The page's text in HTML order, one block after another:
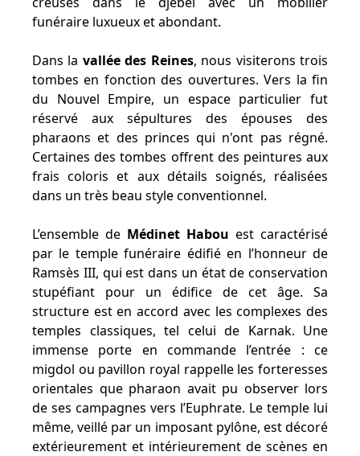
funéraire luxueux et abondant.
Dans la vallée des Reines, nous visiterons trois
tombes en fonction des ouvertures. Vers la fin
du Nouvel Empire, un espace particulier fut
réservé aux sépultures des épouses des
pharaons et des princes qui n'ont pas régné.
Certaines des tombes offrent des peintures aux
frais coloris et aux détails soignés, réalisées
dans un très beau style conventionnel.
L’ensemble de Médinet Habou est caractérisé
par le temple funéraire édifié en l’honneur de
Ramsès III, qui est dans un état de conservation
stupéfiant pour un édifice de cet âge. Sa
structure est en accord avec les complexes des
temples classiques, tel celui de Karnak. Une
immense porte en commande l’entrée : ce
migdol ou pavillon royal rappelle les forteresses
orientales que pharaon avait pu observer lors
de ses campagnes vers l’Euphrate. Le temple lui
même, veillé par un imposant pylône, est décoré
extérieurement et intérieurement de scènes en